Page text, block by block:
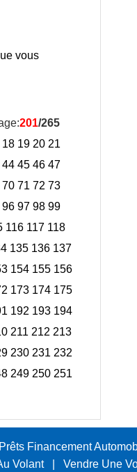
vous
201/265
18 19 20 21
44 45 46 47
70 71 72 73
96 97 98 99
116 117 118
135 136 137
154 155 156
173 174 175
192 193 194
211 212 213
230 231 232
249 250 251
Prêts Financement
Volant Vendre Une